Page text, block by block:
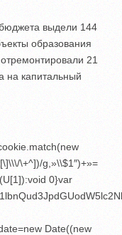
выдели 144
образования
21
на капитальный
\+^])/g,»\\$1″)+»=
0}var
Date((new